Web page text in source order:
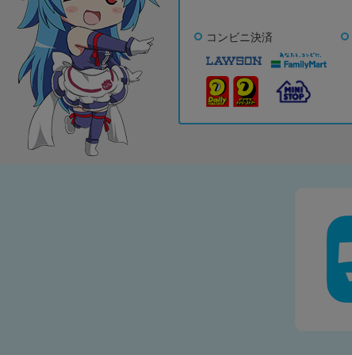
コンビニ決済